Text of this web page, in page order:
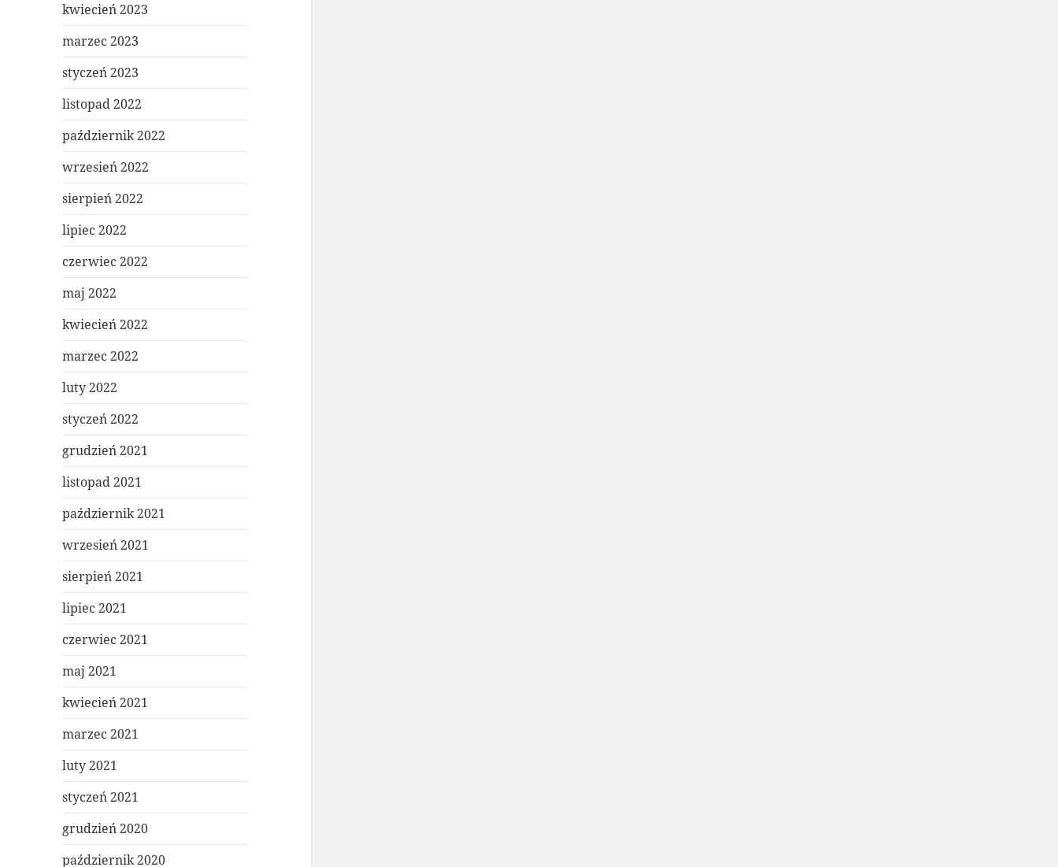
kwiecień 2023
marzec 2023
styczeń 2023
listopad 2022
październik 2022
wrzesień 2022
sierpień 2022
lipiec 2022
czerwiec 2022
maj 2022
kwiecień 2022
marzec 2022
luty 2022
styczeń 2022
grudzień 2021
listopad 2021
październik 2021
wrzesień 2021
sierpień 2021
lipiec 2021
czerwiec 2021
maj 2021
kwiecień 2021
marzec 2021
luty 2021
styczeń 2021
grudzień 2020
październik 2020